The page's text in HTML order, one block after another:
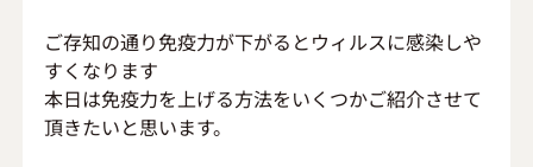
ご存知の通り免疫力が下がるとウィルスに感染しや
すくなります
本日は免疫力を上げる方法をいくつかご紹介させて
頂きたいと思います。